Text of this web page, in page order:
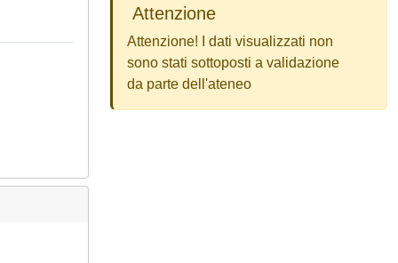
Attenzione
Attenzione! I dati visualizzati non
sono stati sottoposti a validazione
da parte dell'ateneo